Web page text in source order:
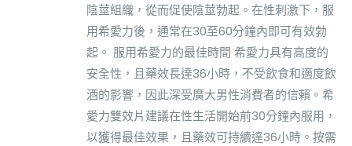
陰莖組織，從而促使陰莖勃起。在性刺激下，服
用希愛力後，通常在30至60分鐘內即可有效勃
起。 服用希愛力的最佳時間 希愛力具有高度的
安全性，且藥效長達36小時，不受飲食和適度飲
酒的影響，因此深受廣大男性消費者的信賴。希
愛力雙效片建議在性生活開始前30分鐘內服用，
以獲得最佳效果，且藥效可持續達36小時。按需